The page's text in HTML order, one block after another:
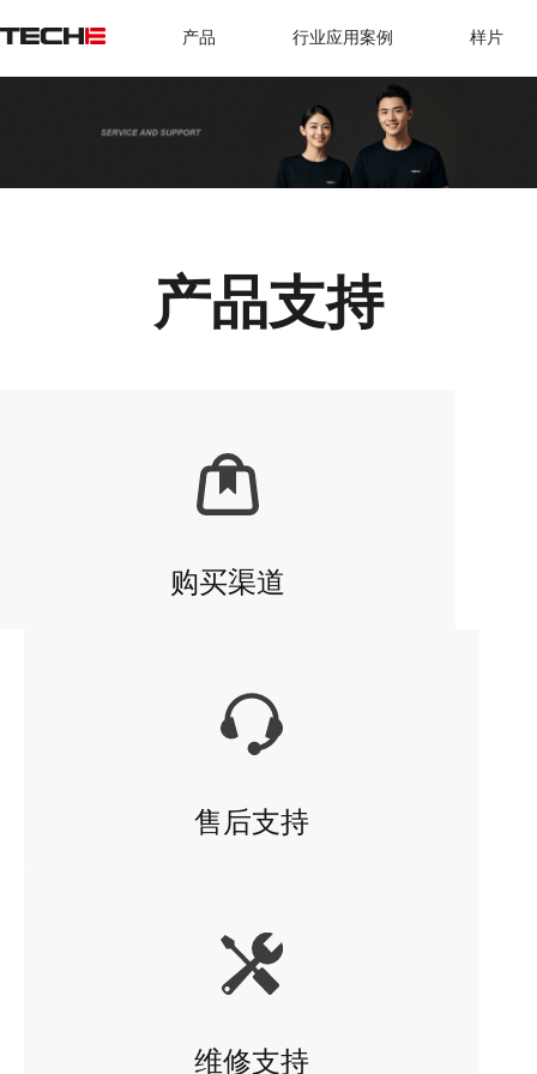
产品 行业应用案例 样片
产品支持
购买渠道
售后支持
维修支持